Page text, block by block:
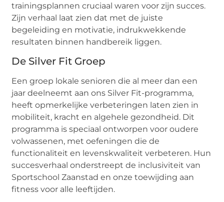
trainingsplannen cruciaal waren voor zijn succes.
Zijn verhaal laat zien dat met de juiste
begeleiding en motivatie, indrukwekkende
resultaten binnen handbereik liggen.
De Silver Fit Groep
Een groep lokale senioren die al meer dan een
jaar deelneemt aan ons Silver Fit-programma,
heeft opmerkelijke verbeteringen laten zien in
mobiliteit, kracht en algehele gezondheid. Dit
programma is speciaal ontworpen voor oudere
volwassenen, met oefeningen die de
functionaliteit en levenskwaliteit verbeteren. Hun
succesverhaal onderstreept de inclusiviteit van
Sportschool Zaanstad en onze toewijding aan
fitness voor alle leeftijden.